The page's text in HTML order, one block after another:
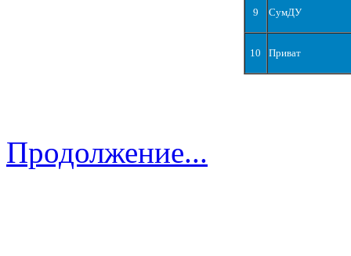
9 СумДУ
10 Приват
Продолжение...